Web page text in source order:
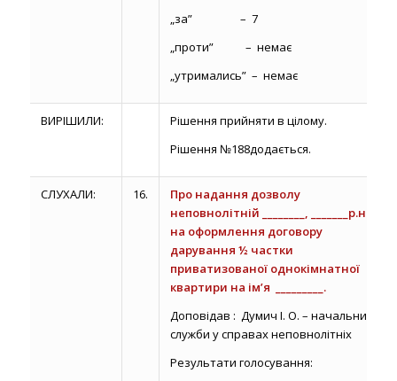
„за” – 7
„проти” – немає
„утримались” – немає
ВИРІШИЛИ:
Рішення прийняти в цілому.
Рішення №188додається.
СЛУХАЛИ: 16.
Про надання дозволу
неповнолітній ________, _______р.н.,
на оформлення договору
дарування ½ частки
приватизованої однокімнатної
квартири на ім’я _________.
Доповідав : Думич І. О. – начальник
служби у справах неповнолітніх
Результати голосування: